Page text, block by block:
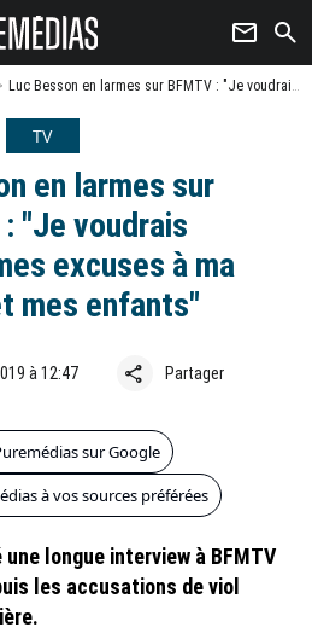
newsletter search
Luc Besson en larmes sur BFMTV : "Je voudrais présenter mes excuses à ma femme et mes enfants"
TV
en larmes sur
"Je voudrais
excuses à ma
mes enfants"
à 12:47 share Partager
sur Google
à vos sources préférées
longue interview à BFMTV
les accusations de viol